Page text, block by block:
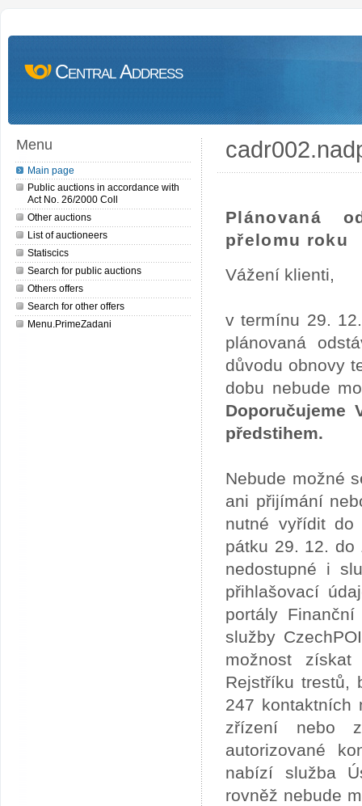
Central Address
Menu
Main page
Public auctions in accordance with
Act No. 26/2000 Coll
Other auctions
List of auctioneers
Statiscics
Search for public auctions
Others offers
Search for other offers
Menu.PrimeZadani
Plánovaná
přelomu roku
Vážení klienti,
v termínu 29.
plánovaná
důvodu obnovy
dobu nebude
Doporučujeme
předstihem.
Nebude možné
ani přijímání
nutné vyřídit do
pátku 29. 12. do
nedostupné i
přihlašovací
portály
služby
možnost
Rejstříku trestů,
247 kontaktních
zřízení nebo
autorizované
nabízí služba
rovněž nebude